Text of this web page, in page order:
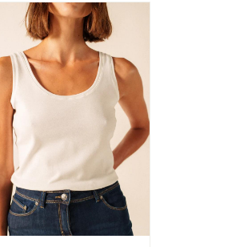
В корзину Подробнее